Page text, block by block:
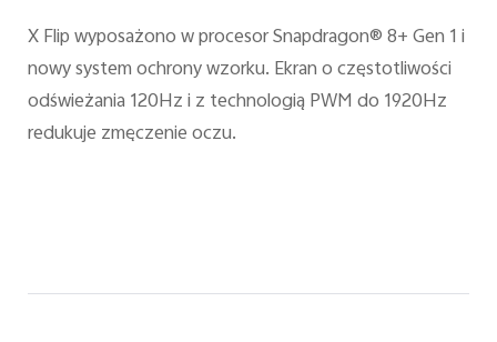
X Flip wyposażono w procesor Snapdragon® 8+ Gen 1 i
nowy system ochrony wzorku. Ekran o częstotliwości
odświeżania 120Hz i z technologią PWM do 1920Hz
redukuje zmęczenie oczu.